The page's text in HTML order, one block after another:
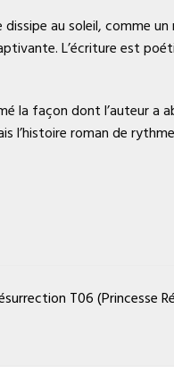
au soleil, comme
L’écriture est
la façon dont l’auteur a
l’histoire roman de
T06 (Princesse